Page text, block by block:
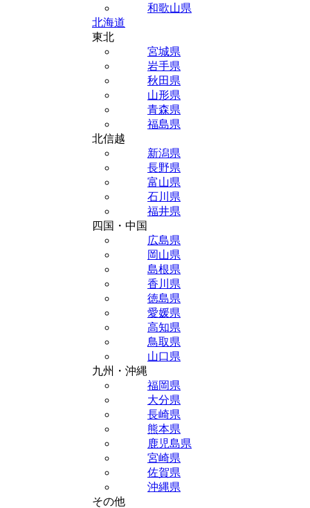
和歌山県
北海道
東北
宮城県
岩手県
秋田県
山形県
青森県
福島県
北信越
新潟県
長野県
富山県
石川県
福井県
四国・中国
広島県
岡山県
島根県
香川県
徳島県
愛媛県
高知県
鳥取県
山口県
九州・沖縄
福岡県
大分県
長崎県
熊本県
鹿児島県
宮崎県
佐賀県
沖縄県
その他